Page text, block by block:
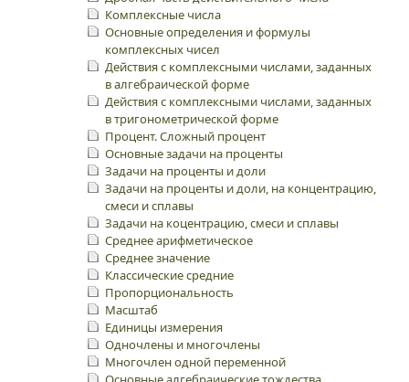
Комплексные числа
Основные определения и формулы
комплексных чисел
Действия с комплексными числами, заданных
в алгебраической форме
Действия с комплексными числами, заданных
в тригонометрической форме
Процент. Сложный процент
Основные задачи на проценты
Задачи на проценты и доли
Задачи на проценты и доли, на концентрацию,
смеси и сплавы
Задачи на коцентрацию, смеси и сплавы
Среднее арифметическое
Среднее значение
Классические средние
Пропорциональность
Масштаб
Единицы измерения
Одночлены и многочлены
Многочлен одной переменной